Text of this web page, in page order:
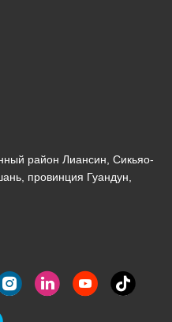
район Лиансин, Сикьяо-
провинция Гуандун,